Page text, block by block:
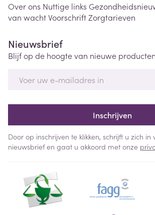
Over ons Nuttige links
van wachtVoorschriftZorgtarieven
Nieuwsbrief
Blijf op de hoogte van nieuwe
Inschrijven
Door op inschrijven te klikken, schrijft u zich in
nieuwsbrief en gaat u akkoord met onze